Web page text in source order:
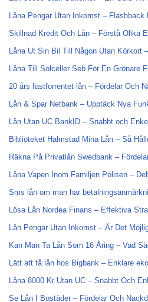
Låna Pengar Utan Inkomst –
Skillnad Kredit Och Lån – Förstå Olika
Låna Ut Sin Bil Till Någon Utan Körkort
Låna Till Solceller Seb För En Grönare
20 års fastforrentet lån – Fördelar Och
Lån & Spar Netbank – Upptäck Nya
Lån Utan UC BankID – Snabbt och
Biblioteket Halmstad Mina Lån – Så
Räkna På Privatlån Swedbank –
Låna Vapen Inom Familjen Polisen –
Sms lån om man har
Lösa Lån Nordea Finans – Effektiva
Lån Pengar Utan Inkomst – Är Det
Kan Man Ta Lån Som 16 Åring – Vad
Lätt att få lån hos Bigbank – Enklare
Låna 8000 Kr Utan UC – Snabbt Och
Se Lån I Bostäder – Fördelar Och